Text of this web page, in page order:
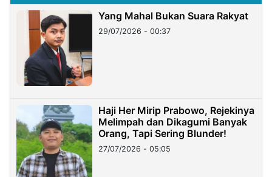
Yang Mahal Bukan Suara Rakyat
29/07/2026 - 00:37
Haji Her Mirip Prabowo, Rejekinya
Melimpah dan Dikagumi Banyak
Orang, Tapi Sering Blunder!
27/07/2026 - 05:05